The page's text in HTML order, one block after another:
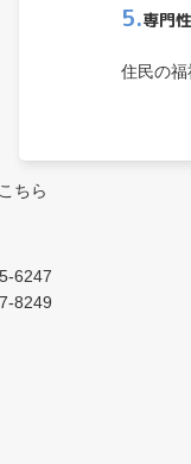
5.専門
住民の福
ちら
6247
8249